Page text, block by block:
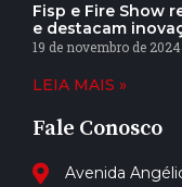
Fisp e Fire Show
e destacam
19 de novembro de 2024
LEIA MAIS »
Fale Conosco
Avenida